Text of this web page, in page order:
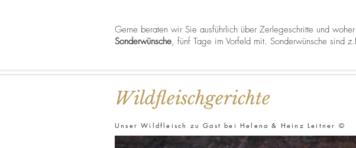
Gerne beraten wir Sie ausführlich über Zerlegeschritte und
Sonderwünsche, fünf Tage im Vorfeld mit. Sonderwünsche sind
Wildfleischgerichte
Unser Wildfleisch zu Gast bei Helena & Heinz Leitner ©